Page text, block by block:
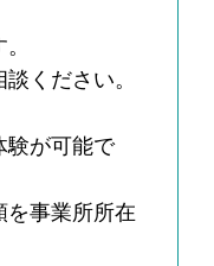
ください。
験が可能で
を事業所所在